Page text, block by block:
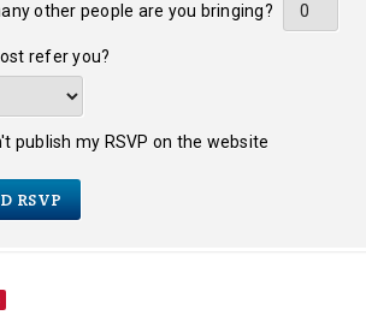
other people are you bringing?
refer you?
publish my RSVP on the website